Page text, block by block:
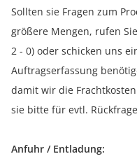
Sollten sie Fragen zum
größere Mengen, rufen
2 - 0) oder schicken uns
Auftragserfassung
damit wir die
sie bitte für evtl.
Anfuhr / Entladung: